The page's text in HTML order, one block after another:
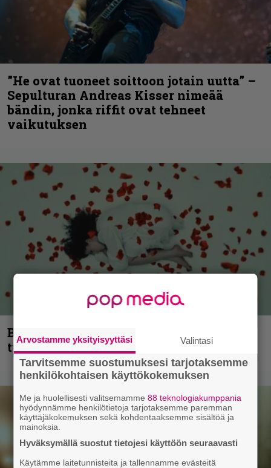
”He ovat tuoneet soittoon jotain uutta” –
Sepulturan Andreas Kisser nimeää
bändin, jonka riffit ovat tehneet
vaikutuksen
Blind Channel palaa rytinällä –
tuplasingle videoineen julki
Arvostamme yksityisyyttäsi Valintasi
Tarvitsemme suostumuksesi tarjotaksemme
henkilökohtaisen käyttökokemuksen
Me ja huolellisesti valitsemamme88 teknologiakumppania
hyödynnämme henkilötietoja tarjotaksemme paremman
käyttäjäkokemuksen sekä kohdentaaksemme sisältöä ja
mainoksia.
Hyväksymällä suostut tietojesi käyttöön seuraavasti
Käytämme laitetunnisteita ja tallennamme evästeitä